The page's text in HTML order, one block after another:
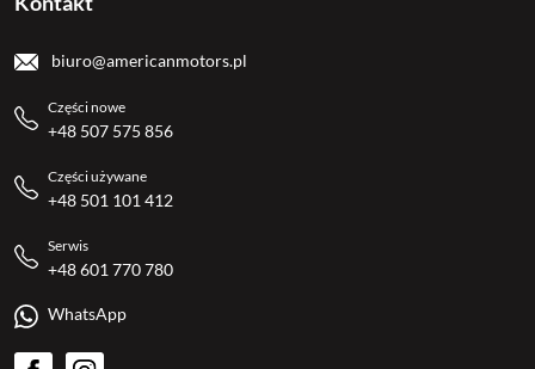
biuro@americanmotors.pl
Części nowe
+48 507 575 856
Części używane
+48 501 101 412
Serwis
+48 601 770 780
WhatsApp